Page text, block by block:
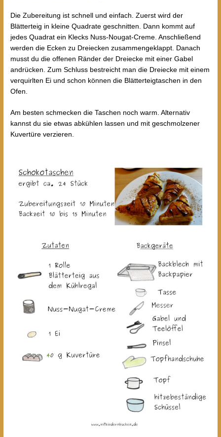
Die Zubereitung ist schnell und einfach. Zuerst wird der
Blätterteig in kleine Quadrate geschnitten. Dann kommt auf
jedes Quadrat ein Klecks Nuss-Nougat-Creme. Anschließend
werden die Ecken zu Dreiecken zusammengeklappt. Danach
musst du die offenen Ränder der Dreiecke mit einer Gabel
andrücken. Zum Schluss bestreicht man die Dreiecke mit einem
verquirlten Ei und schon können die Blätterteigtaschen in den
Ofen.
Am besten schmecken die Taschen noch warm. Alternativ
kannst du sie etwas abkühlen lassen und mit geschmolzener
Kuvertüre verzieren.